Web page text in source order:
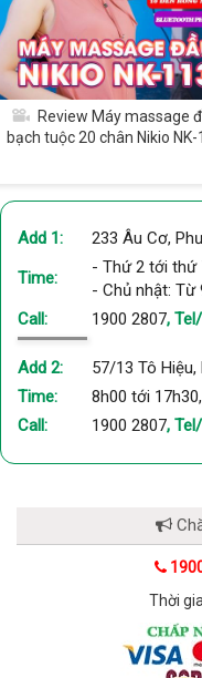
Review Máy massage
bạch tuộc 20 chân Nikio NK-
Add 1: 233 Âu Cơ,
Time:
- Thứ 2 tới thứ
- Chủ nhật: Từ
Call:
1900 2807,
Add 2:
57/13 Tô Hiệu,
Time:
8h00 tới
Call:
1900 2807,
Thời